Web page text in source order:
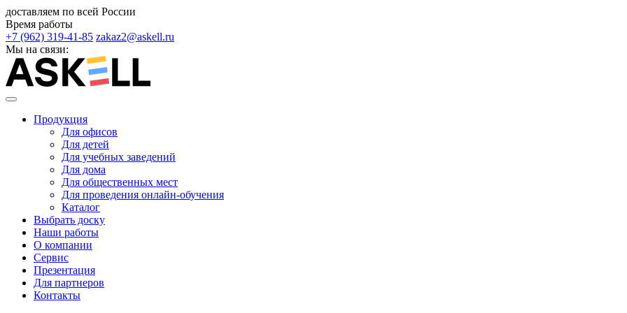
доставляем по всей России
Время работы
+7 (962) 319-41-85 zakaz2@askell.ru
Мы на связи:
Продукция
Для офисов
Для детей
Для учебных заведений
Для дома
Для общественных мест
Для проведения онлайн-обучения
Каталог
Выбрать доску
Наши работы
О компании
Сервис
Презентация
Для партнеров
Контакты